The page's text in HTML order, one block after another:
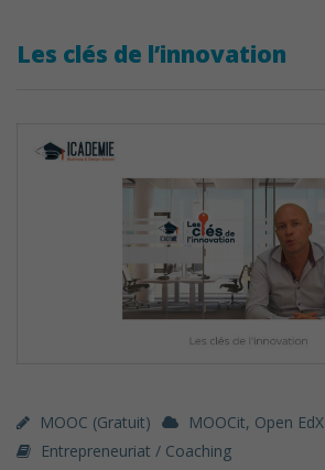
Les clés de l’innovation
MOOC (gratuit) MOOCit, Open EdX
Entrepreneuriat / Coaching